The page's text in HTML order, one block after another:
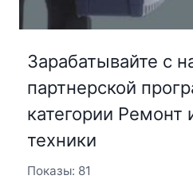
Зарабатывайте с
партнерской
категории Ремонт
техники
Показы: 81